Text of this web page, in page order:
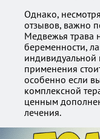
Однако,
отзывов, важно
Медвежья трава
беременности,
индивидуальной
применения
особенно если
комплексной
ценным
лечения.